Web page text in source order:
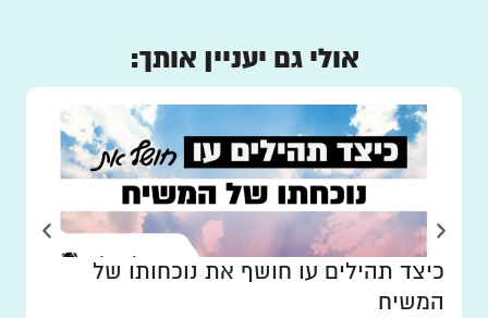
אולי גם יעניין אותך:
כיצד תהילים עו חושף את נוכחותו של
המשיח